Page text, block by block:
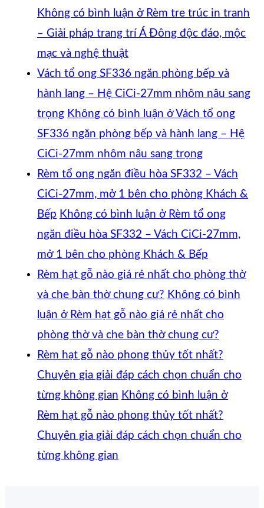
Không có bình luận ở Rèm tre trúc in tranh
– Giải pháp trang trí Á Đông độc đáo, mộc
mạc và nghệ thuật
Vách tổ ong SF336 ngăn phòng bếp và
hành lang – Hệ CiCi-27mm nhôm nâu sang
trọng Không có bình luận ở Vách tổ ong
SF336 ngăn phòng bếp và hành lang – Hệ
CiCi-27mm nhôm nâu sang trọng
Rèm tổ ong ngăn điều hòa SF332 – Vách
CiCi-27mm, mở 1 bên cho phòng Khách &
Bếp Không có bình luận ở Rèm tổ ong
ngăn điều hòa SF332 – Vách CiCi-27mm,
mở 1 bên cho phòng Khách & Bếp
Rèm hạt gỗ nào giá rẻ nhất cho phòng thờ
và che bàn thờ chung cư? Không có bình
luận ở Rèm hạt gỗ nào giá rẻ nhất cho
phòng thờ và che bàn thờ chung cư?
Rèm hạt gỗ nào phong thủy tốt nhất?
Chuyên gia giải đáp cách chọn chuẩn cho
từng không gian Không có bình luận ở
Rèm hạt gỗ nào phong thủy tốt nhất?
Chuyên gia giải đáp cách chọn chuẩn cho
từng không gian